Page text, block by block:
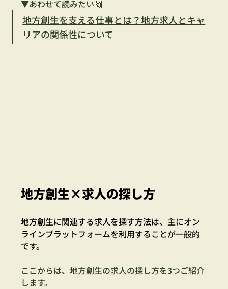
▼あわせて読みたい🙌
地方創生を支える仕事とは？地方求人とキャ
リアの関係性について
地方創生×求人の探し方
地方創生に関連する求人を探す方法は、主にオン
ラインプラットフォームを利用することが一般的
です。
ここからは、地方創生の求人の探し方を3つご紹介
します。